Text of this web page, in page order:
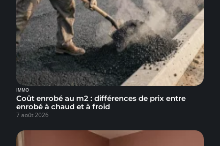
IMMO
Coût enrobé au m2 : différences de prix entre
enrobé à chaud et à froid
7 août 2026